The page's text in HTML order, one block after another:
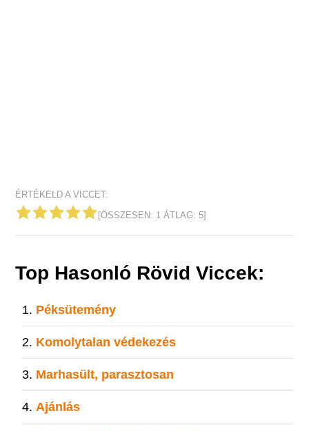
ÉRTÉKELD A VICCET:
[ÖSSZESEN: 1 ÁTLAG:5]
Top Hasonló Rövid Viccek:
Péksütemény
Komolytalan védekezés
Marhasült, parasztosan
Ajánlás